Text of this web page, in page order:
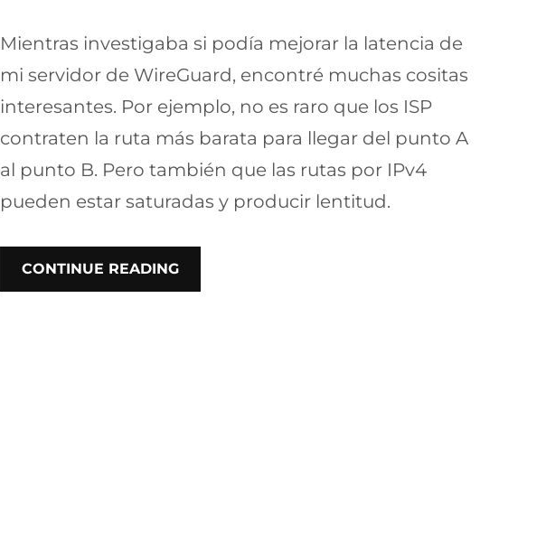
Mientras investigaba si podía mejorar la latencia de
mi servidor de WireGuard, encontré muchas cositas
interesantes. Por ejemplo, no es raro que los ISP
contraten la ruta más barata para llegar del punto A
al punto B. Pero también que las rutas por IPv4
pueden estar saturadas y producir lentitud.
CONTINUE READING